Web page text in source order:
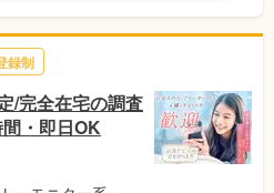
録制
/完全在宅の調査
・即日OK